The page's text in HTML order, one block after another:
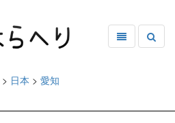
> 日本 > 愛知